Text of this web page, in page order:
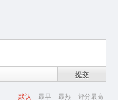
提交
默认 最早 最热 评分最高